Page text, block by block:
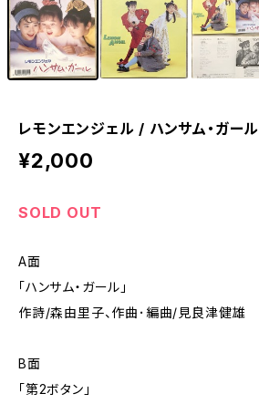
レモンエンジェル / ハンサム・ガール
¥2,000
SOLD OUT
A面
「ハンサム・ガール」
作詩/森由里子、作曲･編曲/見良津健雄
B面
「第2ボタン」